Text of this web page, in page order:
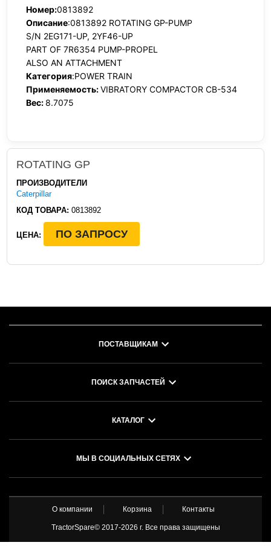
Номер:0813892
Описание:0813892 ROTATING GP-PUMP
S/N 2EG171-UP, 2YF46-UP
PART OF 7R6354 PUMP-PROPEL
ALSO AN ATTACHMENT
Категория:POWER TRAIN
Применяемость:VIBRATORY COMPACTOR CB-534
Вес:8.7075
ROTATING GP
ПРОИЗВОДИТЕЛИ
Caterpillar
КОД ТОВАРА: 0813892
ЦЕНА: ПО ЗАПРОСУ
ПОСТАВЩИКАМ
ПОИСК ЗАПЧАСТЕЙ
КАТАЛОГ
МЫ В СОЦИАЛЬНЫХ СЕТЯХ
О компании Корзина Контакты
TractorSpare© 2017-2026 г. Все права защищены